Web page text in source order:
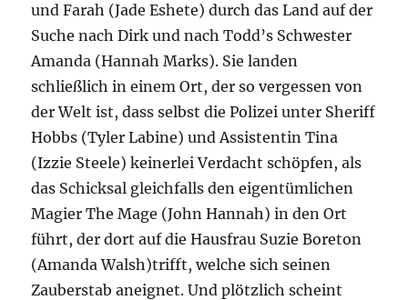
und Farah (Jade Eshete) durch das Land auf der
Suche nach Dirk und nach Todd’s Schwester
Amanda (Hannah Marks). Sie landen
schließlich in einem Ort, der so vergessen von
der Welt ist, dass selbst die Polizei unter Sheriff
Hobbs (Tyler Labine) und Assistentin Tina
(Izzie Steele) keinerlei Verdacht schöpfen, als
das Schicksal gleichfalls den eigentümlichen
Magier The Mage (John Hannah) in den Ort
führt, der dort auf die Hausfrau Suzie Boreton
(Amanda Walsh)trifft, welche sich seinen
Zauberstab aneignet. Und plötzlich scheint